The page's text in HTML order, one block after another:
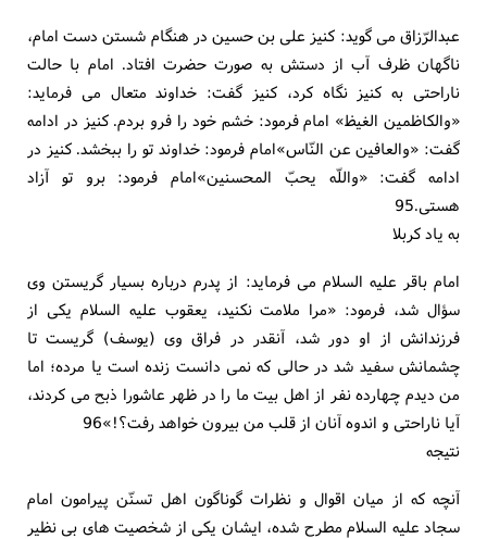
عبدالرّزاق می گوید: کنیز علی بن حسین در هنگام شستن دست امام،
ناگهان ظرف آب از دستش به صورت حضرت افتاد. امام با حالت
ناراحتی به کنیز نگاه کرد، کنیز گفت: خداوند متعال می فرماید:
«والکاظمین الغیظ» امام فرمود: خشم خود را فرو بردم. کنیز در ادامه
گفت: «والعافین عن النّاس»امام فرمود: خداوند تو را ببخشد. کنیز در
ادامه گفت: «واللّه یحبّ المحسنین»امام فرمود: برو تو آزاد
هستی.95
به یاد کربلا
امام باقر علیه السلام می فرماید: از پدرم درباره بسیار گریستن وی
سؤال شد، فرمود: «مرا ملامت نکنید، یعقوب علیه السلام یکی از
فرزندانش از او دور شد، آنقدر در فراق وی (یوسف) گریست تا
چشمانش سفید شد در حالی که نمی دانست زنده است یا مرده؛ اما
من دیدم چهارده نفر از اهل بیت ما را در ظهر عاشورا ذبح می کردند،
آیا ناراحتی و اندوه آنان از قلب من بیرون خواهد رفت؟!»96
نتیجه
آنچه که از میان اقوال و نظرات گوناگون اهل تسنّن پیرامون امام
سجاد علیه السلام مطرح شده، ایشان یکی از شخصیت های بی نظیر